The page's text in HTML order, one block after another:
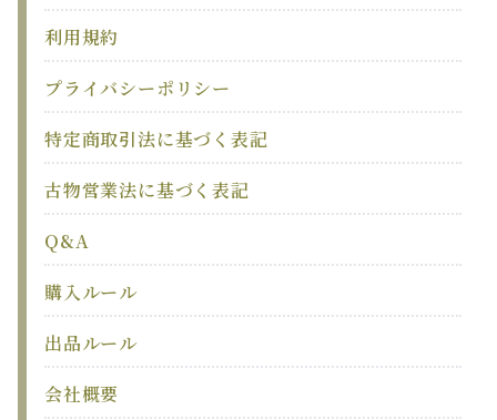
利用規約
プライバシーポリシー
特定商取引法に基づく表記
古物営業法に基づく表記
Q&A
購入ルール
出品ルール
会社概要